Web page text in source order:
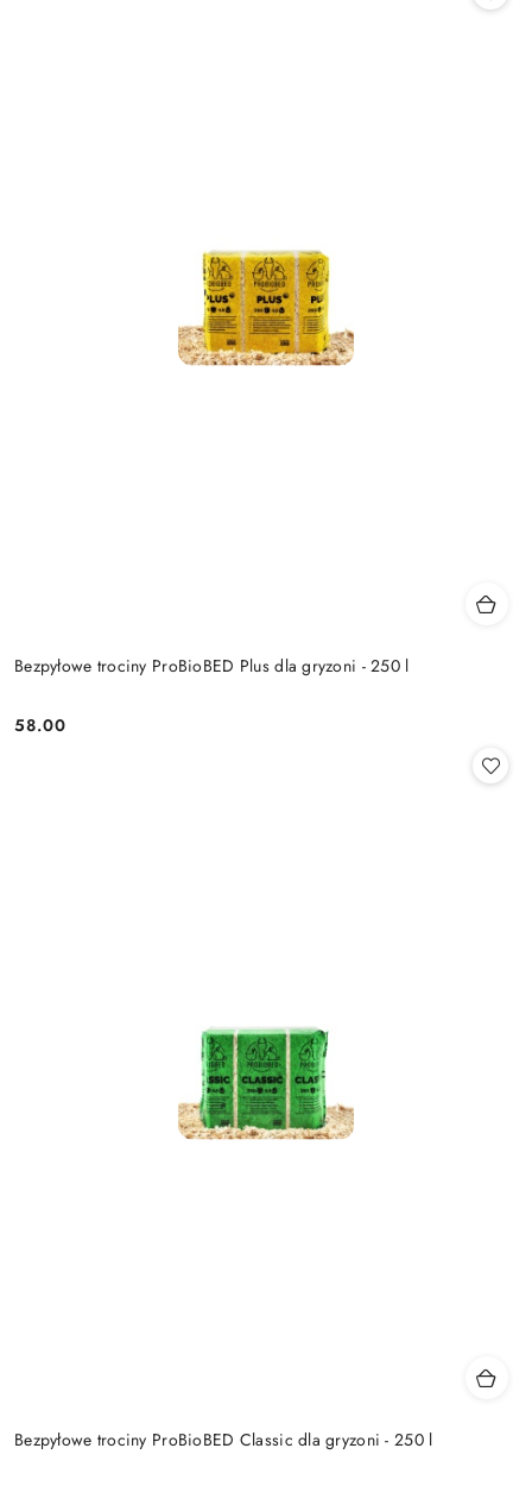
Bezpyłowe trociny ProBioBED Plus dla gryzoni - 250 l
Cena:
58.00
Bezpyłowe trociny ProBioBED Classic dla gryzoni - 250 l